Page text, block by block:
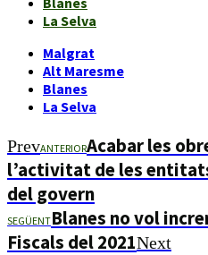
La Selva
Malgrat
Alt Maresme
Blanes
La Selva
PrevANTERIORAcabar les
l’activitat de les
del govern
SEGÜENTBlanes no vol
Fiscals del 2021Next